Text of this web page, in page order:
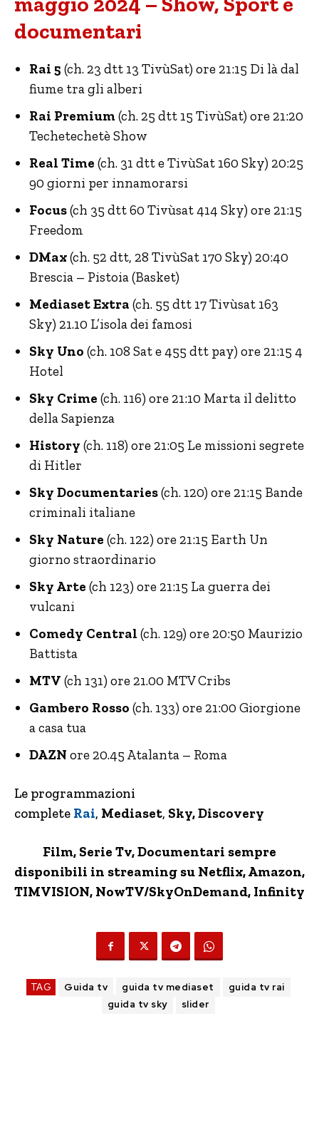
documentari
Rai 5 (ch. 23 dtt 13 TivùSat) ore 21:15 Di là dal
fiume tra gli alberi
Rai Premium(ch. 25 dtt 15 TivùSat) ore 21:20
Techetechetè Show
Real Time (ch. 31 dtt e TivùSat 160 Sky) 20:25
90 giorni per innamorarsi
Focus(ch 35 dtt 60 Tivùsat 414 Sky) ore 21:15
Freedom
DMax(ch. 52 dtt, 28 TivùSat 170 Sky) 20:40
Brescia – Pistoia (Basket)
Mediaset Extra (ch. 55 dtt 17 Tivùsat 163
Sky) 21.10 L’isola dei famosi
Sky Uno (ch. 108 Sat e 455 dtt pay) ore 21:15 4
Hotel
Sky Crime (ch. 116) ore 21:10 Marta il delitto
della Sapienza
History (ch. 118) ore 21:05 Le missioni segrete
di Hitler
Sky Documentaries(ch. 120) ore 21:15 Bande
criminali italiane
Sky Nature (ch. 122) ore 21:15 Earth Un
giorno straordinario
Sky Arte (ch 123) ore 21:15 La guerra dei
vulcani
Comedy Central (ch. 129) ore 20:50 Maurizio
Battista
MTV (ch 131) ore 21.00 MTV Cribs
Gambero Rosso (ch. 133) ore 21:00 Giorgione
a casa tua
DAZN ore 20.45 Atalanta – Roma
Le programmazioni
complete Rai, Mediaset, Sky, Discovery
Film, Serie Tv, Documentari sempre
disponibili in streaming su Netflix,Amazon,
TIMVISION, NowTV/SkyOnDemand, Infinity
TAG Guida tv guida tv mediaset
guida tv rai
guida tv sky
slider